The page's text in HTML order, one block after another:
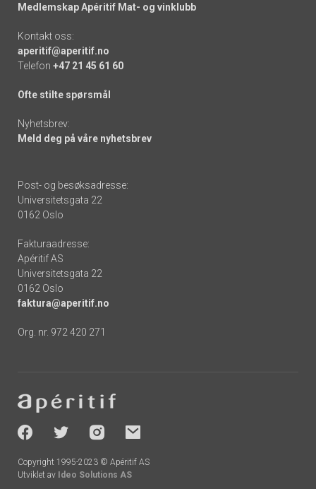
Medlemskap Apéritif Mat- og vinklubb
Kontakt oss:
aperitif@aperitif.no
Telefon +47 21 45 61 60
Ofte stilte spørsmål
Nyhetsbrev:
Meld deg på våre nyhetsbrev
Post- og besøksadresse:
Universitetsgata 22
0162 Oslo
Fakturaadresse:
Apéritif AS
Universitetsgata 22
0162 Oslo
faktura@aperitif.no
Org. nr. 972 420 271
-
socials
Copyright 1995-2023 © Apéritif AS
Utviklet av Ideo Solutions AS